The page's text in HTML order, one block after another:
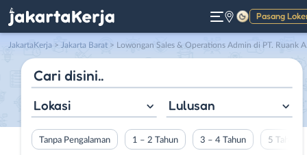
Pasang
Gelap
JakartaKerja > Jakarta Barat > Lowongan Sales & Operations Admin di PT. Ruank Abadi Nusantara
Lokasi Lulusan
Tanpa Pengalaman 1 – 2 Tahun 3 – 4 Tahun 5 Tahun